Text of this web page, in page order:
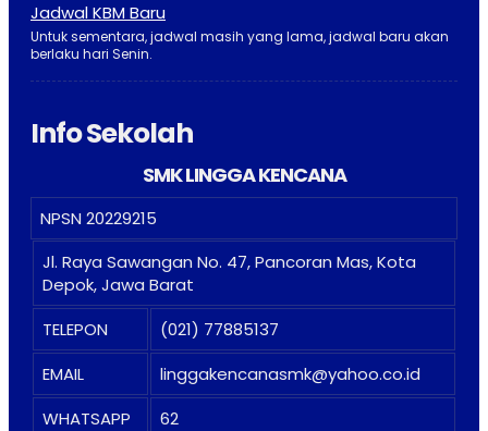
Jadwal KBM Baru
Untuk sementara, jadwal masih yang lama, jadwal baru akan
berlaku hari Senin.
Info Sekolah
SMK LINGGA KENCANA
NPSN 20229215
Jl. Raya Sawangan No. 47, Pancoran Mas, Kota
Depok, Jawa Barat
TELEPON
(021) 77885137
EMAIL
linggakencanasmk@yahoo.co.id
WHATSAPP
62